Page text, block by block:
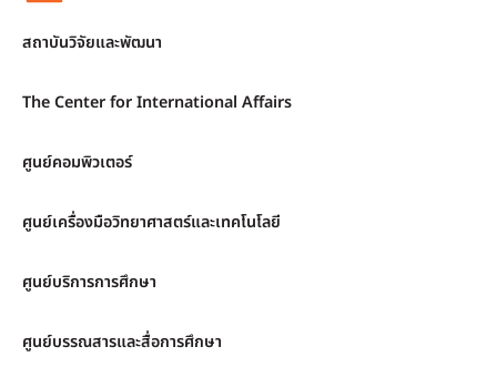
สถาบันวิจัยและพัฒนา
The Center for International Affairs
ศูนย์คอมพิวเตอร์
ศูนย์เครื่องมือวิทยาศาสตร์และเทคโนโลยี
ศูนย์บริการการศึกษา
ศูนย์บรรณสารและสื่อการศึกษา